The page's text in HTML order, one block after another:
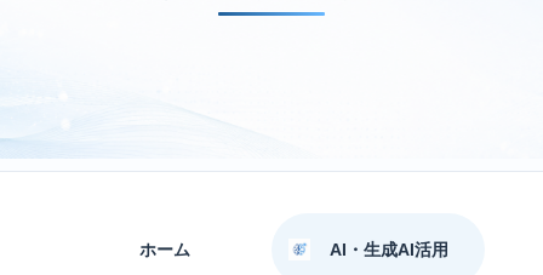
ホーム AI・生成AI活用